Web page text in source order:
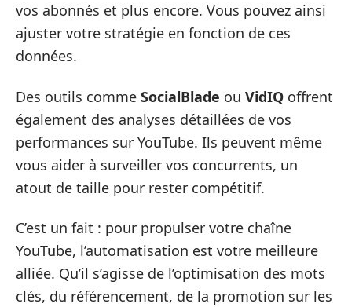
vos abonnés et plus encore. Vous pouvez ainsi
ajuster votre stratégie en fonction de ces
données.
Des outils comme SocialBlade ou VidIQ offrent
également des analyses détaillées de vos
performances sur YouTube. Ils peuvent même
vous aider à surveiller vos concurrents, un
atout de taille pour rester compétitif.
C’est un fait : pour propulser votre chaîne
YouTube, l’automatisation est votre meilleure
alliée. Qu’il s’agisse de l’optimisation des mots
clés, du référencement, de la promotion sur les